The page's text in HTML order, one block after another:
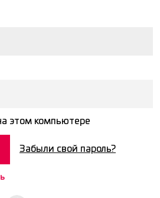
этом компьютере
Забыли свой пароль?